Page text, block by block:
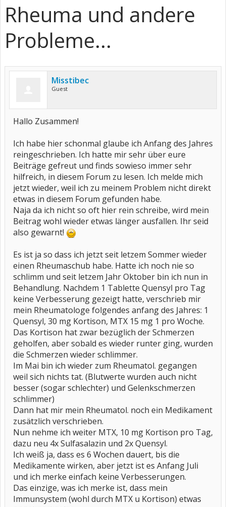
Rheuma und andere
Probleme...
Misstibec
Guest
Hallo Zusammen!
Ich habe hier schonmal glaube ich Anfang des Jahres
reingeschrieben. Ich hatte mir sehr über eure
Beiträge gefreut und finds sowieso immer sehr
hilfreich, in diesem Forum zu lesen. Ich melde mich
jetzt wieder, weil ich zu meinem Problem nicht direkt
etwas in diesem Forum gefunden habe.
Naja da ich nicht so oft hier rein schreibe, wird mein
Beitrag wohl wieder etwas länger ausfallen. Ihr seid
also gewarnt!
Es ist ja so dass ich jetzt seit letzem Sommer wieder
einen Rheumaschub habe. Hatte ich noch nie so
schlimm und seit letzem Jahr Oktober bin ich nun in
Behandlung. Nachdem 1 Tablette Quensyl pro Tag
keine Verbesserung gezeigt hatte, verschrieb mir
mein Rheumatologe folgendes anfang des Jahres: 1
Quensyl, 30 mg Kortison, MTX 15 mg 1 pro Woche.
Das Kortison hat zwar bezüglich der Schmerzen
geholfen, aber sobald es wieder runter ging, wurden
die Schmerzen wieder schlimmer.
Im Mai bin ich wieder zum Rheumatol. gegangen
weil sich nichts tat. (Blutwerte wurden auch nicht
besser (sogar schlechter) und Gelenkschmerzen
schlimmer)
Dann hat mir mein Rheumatol. noch ein Medikament
zusätzlich verschrieben.
Nun nehme ich weiter MTX, 10 mg Kortison pro Tag,
dazu neu 4x Sulfasalazin und 2x Quensyl.
Ich weiß ja, dass es 6 Wochen dauert, bis die
Medikamente wirken, aber jetzt ist es Anfang Juli
und ich merke einfach keine Verbesserungen.
Das einzige, was ich merke ist, dass mein
Immunsystem (wohl durch MTX u Kortison) etwas